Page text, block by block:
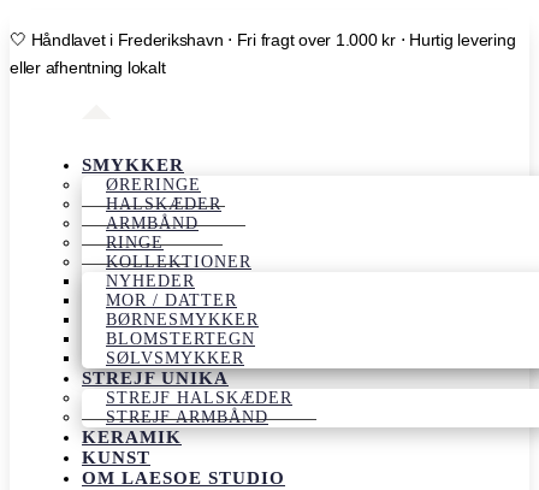
🤍 Håndlavet i Frederikshavn ⋅ Fri fragt over 1.000 kr ⋅ Hurtig levering
eller afhentning lokalt
SMYKKER
ØRERINGE
HALSKÆDER
ARMBÅND
RINGE
KOLLEKTIONER
NYHEDER
MOR / DATTER
BØRNESMYKKER
BLOMSTERTEGN
SØLVSMYKKER
STREJF UNIKA
STREJF HALSKÆDER
STREJF ARMBÅND
KERAMIK
KUNST
OM LAESOE STUDIO